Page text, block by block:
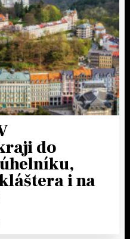
do
i na